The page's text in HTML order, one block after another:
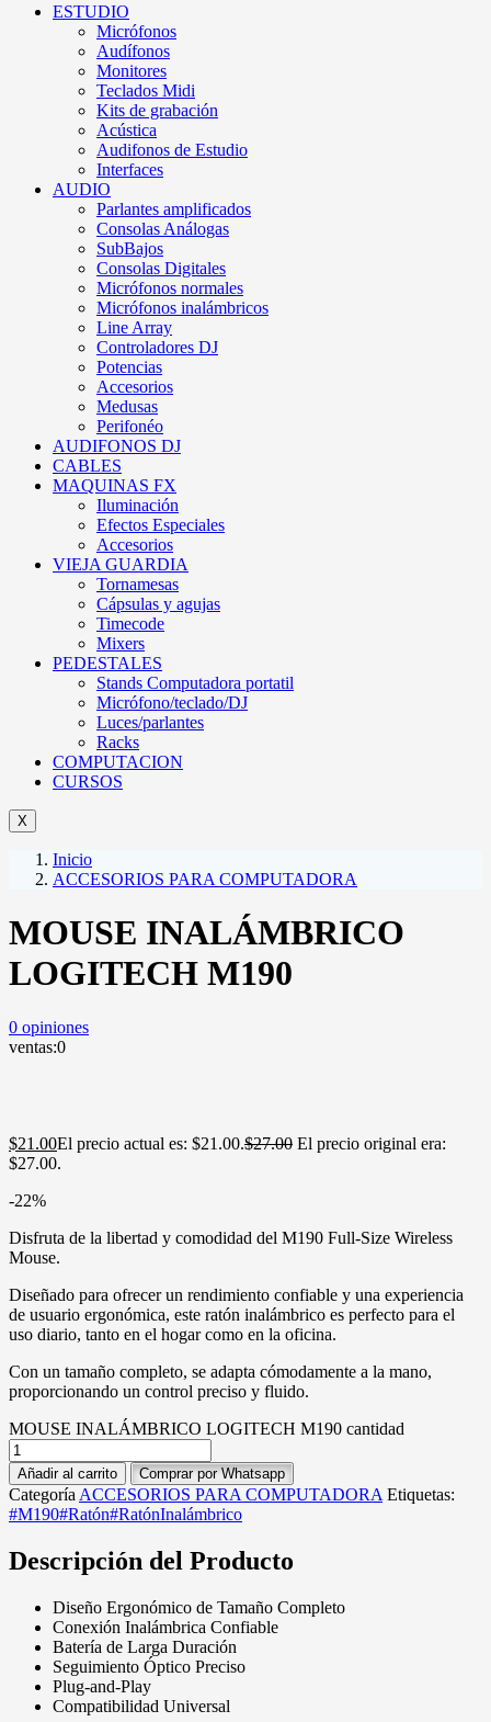
ESTUDIO
Micrófonos
Audífonos
Monitores
Teclados Midi
Kits de grabación
Acústica
Audifonos de Estudio
Interfaces
AUDIO
Parlantes amplificados
Consolas Análogas
SubBajos
Consolas Digitales
Micrófonos normales
Micrófonos inalámbricos
Line Array
Controladores DJ
Potencias
Accesorios
Medusas
Perifonéo
AUDIFONOS DJ
CABLES
MAQUINAS FX
Iluminación
Efectos Especiales
Accesorios
VIEJA GUARDIA
Tornamesas
Cápsulas y agujas
Timecode
Mixers
PEDESTALES
Stands Computadora portatil
Micrófono/teclado/DJ
Luces/parlantes
Racks
COMPUTACION
CURSOS
X
Inicio
ACCESORIOS PARA COMPUTADORA
MOUSE INALÁMBRICO
LOGITECH M190
0 opiniones
ventas:0
$21.00El precio actual es: $21.00.$27.00 El precio original era:
$27.00.
-22%
Disfruta de la libertad y comodidad del M190 Full-Size Wireless
Mouse.
Diseñado para ofrecer un rendimiento confiable y una experiencia
de usuario ergonómica, este ratón inalámbrico es perfecto para el
uso diario, tanto en el hogar como en la oficina.
Con un tamaño completo, se adapta cómodamente a la mano,
proporcionando un control preciso y fluido.
MOUSE INALÁMBRICO LOGITECH M190 cantidad
Añadir al carrito Comprar por Whatsapp
Categoría ACCESORIOS PARA COMPUTADORA Etiquetas:
#M190#Ratón#RatónInalámbrico
Descripción del Producto
Diseño Ergonómico de Tamaño Completo
Conexión Inalámbrica Confiable
Batería de Larga Duración
Seguimiento Óptico Preciso
Plug-and-Play
Compatibilidad Universal